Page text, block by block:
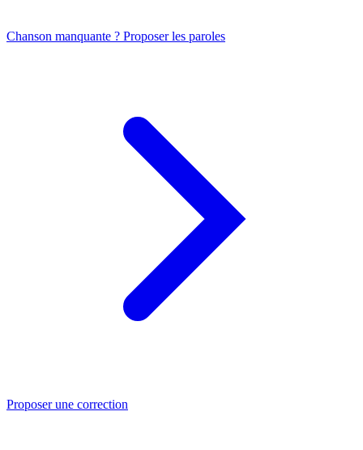
Chanson manquante ? Proposer les paroles
Proposer une correction